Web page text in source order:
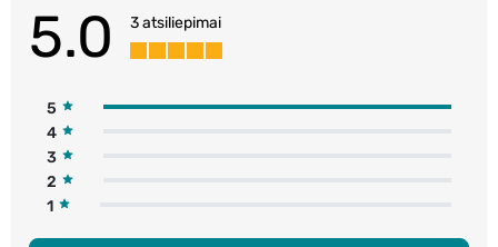
5.0 3 atsiliepimai
5
4
3
2
1